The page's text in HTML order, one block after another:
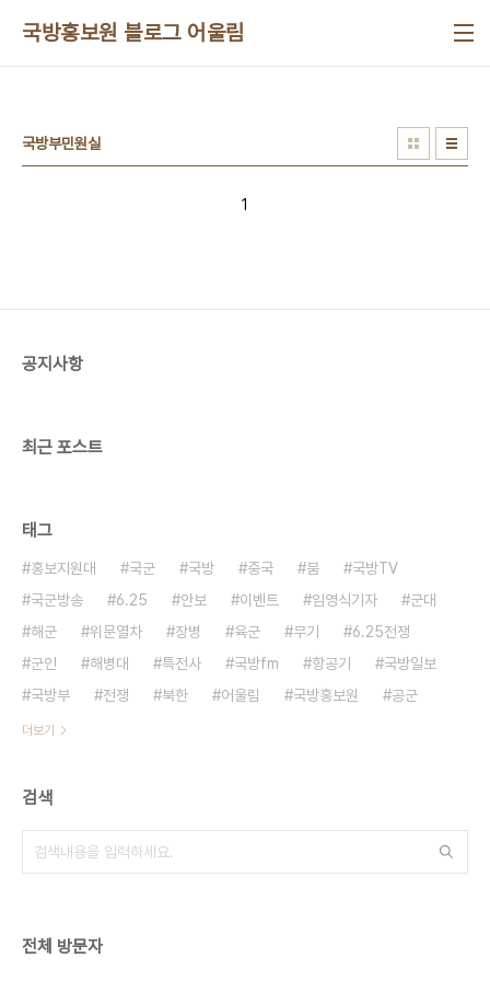
국방홍보원 블로그 어울림
국방부민원실
1
공지사항
최근 포스트
태그
홍보지원대 국군 국방 중국 붐
국방TV
국군방송
6.25 안보 이벤트 임영식기자
군대
해군
위문열차 장병 육군 무기
6.25전쟁
군인
해병대 특전사 국방fm 항공기
국방일보
국방부
전쟁 북한 어울림 국방홍보원 공군
더보기
검색
전체 방문자